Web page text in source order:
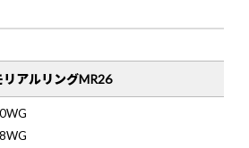
アルリングMR26